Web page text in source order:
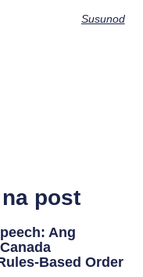
Susunod
post
Ang
Based Order